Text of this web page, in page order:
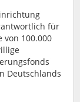
für
von 100.000
Deutschlands